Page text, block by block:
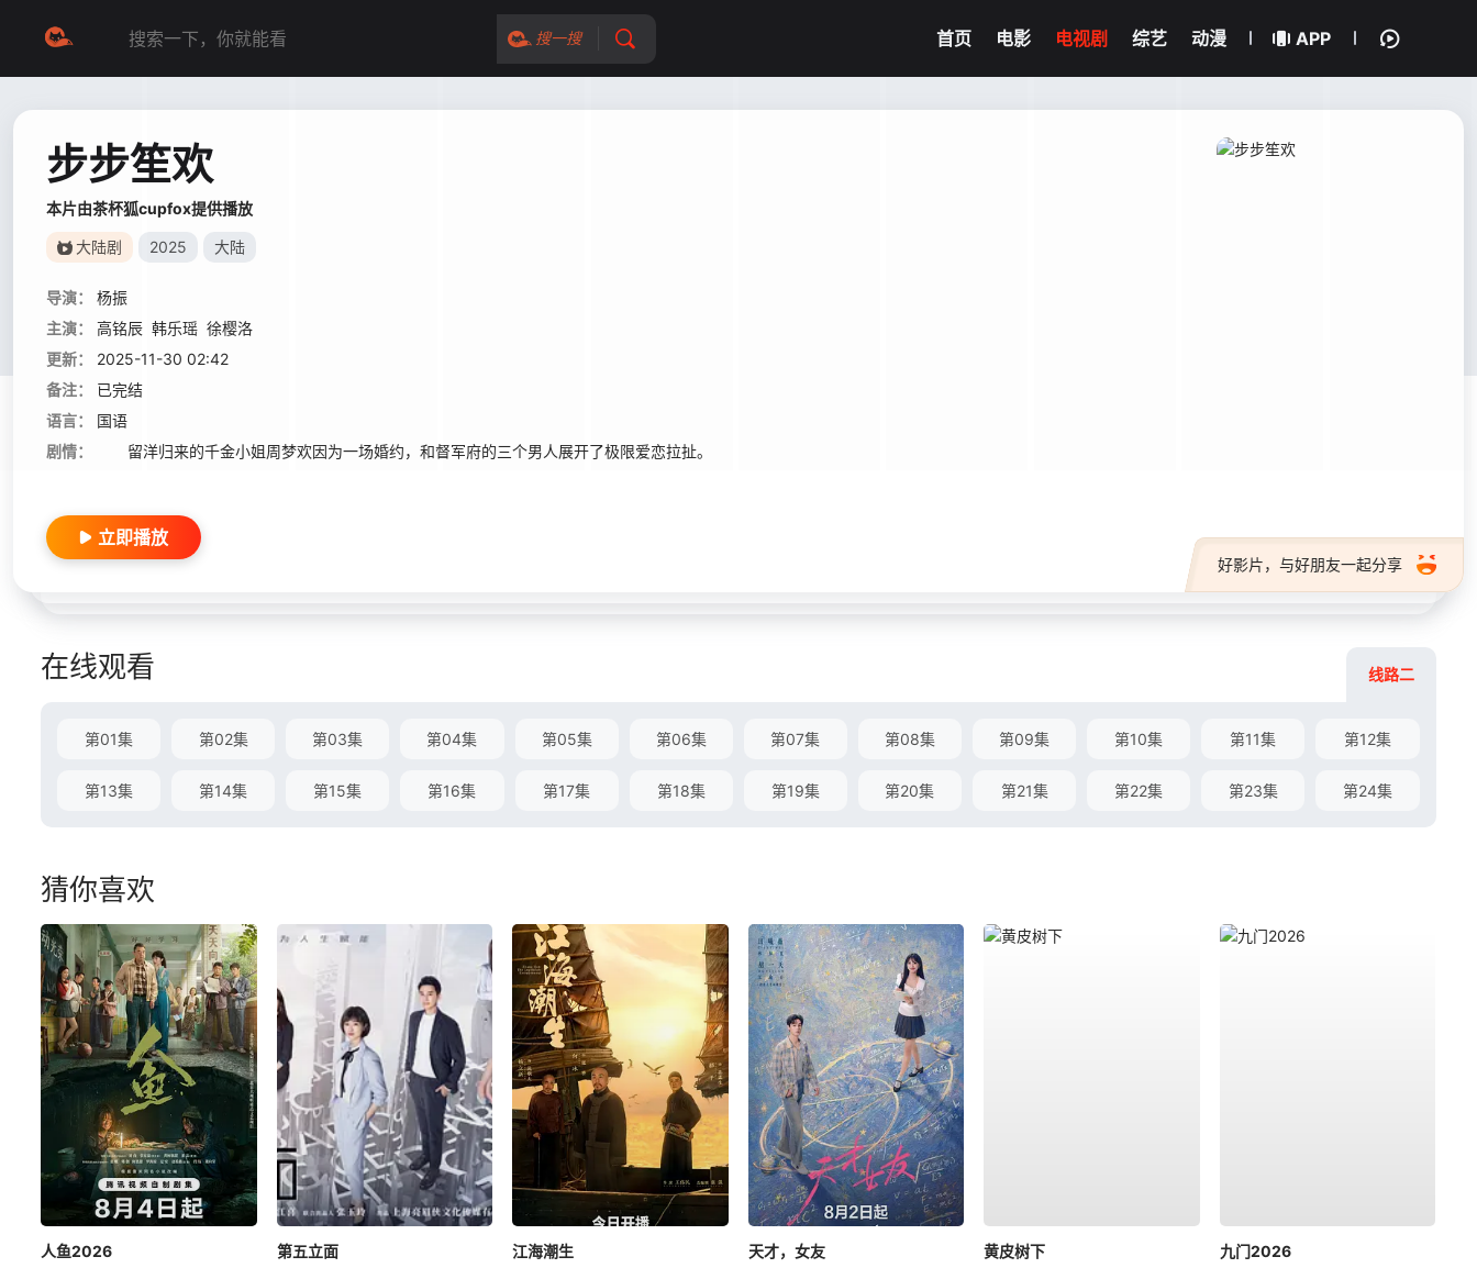
搜一搜 首页 电影 电视剧 综艺 动漫 APP
步步笙欢
本片由茶杯狐cupfox提供播放
大陆剧 2025 大陆
导演：
杨振
主演：
高铭辰 韩乐瑶 徐樱洛
更新：
2025-11-30 02:42
备注：
已完结
语言：
国语
剧情：
留洋归来的千金小姐周梦欢因为一场婚约，和督军府的三个男人展开了极限爱恋拉扯。
好影片，与好朋友一起分享
立即播放
在线观看 线路二
第01集 第02集 第03集 第04集 第05集 第06集 第07集 第08集 第09集 第10集 第11集 第12集
第13集 第14集 第15集 第16集 第17集 第18集 第19集 第20集 第21集 第22集 第23集 第24集
猜你喜欢
人鱼2026
第五立面
江海潮生
天才，女友
黄皮树下
九门2026